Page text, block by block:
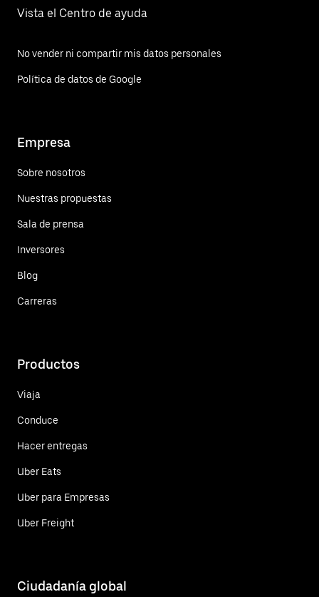
Vista el Centro de ayuda
No vender ni compartir mis datos personales
Política de datos de Google
Empresa
Sobre nosotros
Nuestras propuestas
Sala de prensa
Inversores
Blog
Carreras
Productos
Viaja
Conduce
Hacer entregas
Uber Eats
Uber para Empresas
Uber Freight
Ciudadanía global